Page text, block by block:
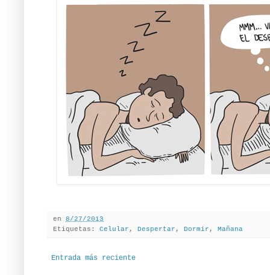
en 8/27/2013
Etiquetas: Celular , Despertar , Dormir , Mañana
Entrada más reciente